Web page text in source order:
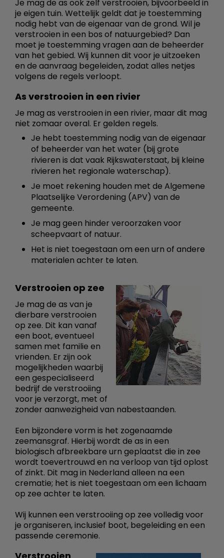
Je mag de as ook zelf verstrooien, bijvoorbeeld in
je eigen tuin. Wettelijk geldt dat je toestemming
nodig hebt van de eigenaar van de grond. Wil je
verstrooien in een bos of natuurgebied? Dan
moet je toestemming vragen aan de beheerder
van het gebied. Wij kunnen dit voor je uitzoeken
en de aanvraag begeleiden, zodat alles netjes
volgens de regels verloopt.
As verstrooien in een rivier
Je mag as verstrooien in een rivier, maar dit mag
niet zomaar overal. Er gelden regels.
Je hebt toestemming nodig van de eigenaar
of beheerder van het water (bij grote
rivieren is dat vaak Rijkswaterstaat, bij kleine
rivieren het regionale waterschap).
Je moet rekening houden met de Algemene
Plaatselijke Verordening (APV) van de
gemeente.
Je mag geen hinder veroorzaken voor
scheepvaart of natuur.
Het is niet toegestaan om een urn of andere
materialen achter te laten.
Verstrooien op zee
Je mag de as van je
dierbare verstrooien
op zee. Dit kan vanaf
een boot, eventueel
samen met familie en
vrienden. Er zijn ook
mogelijkheden waarbij
een gespecialiseerd
bedrijf de verstrooiing
voor je verzorgt, met of
zonder aanwezigheid van nabestaanden.
Een bijzondere vorm is het zogenaamde
zeemansgraf. Hierbij wordt de as in een
biologisch afbreekbare urn geplaatst die in zee
wordt toevertrouwd en na verloop van tijd oplost
of zinkt. Dit mag in Nederland alleen na een
crematie; het is niet toegestaan om een lichaam
op zee achter te laten.
Wij kunnen een verstrooiing op zee volledig voor
je organiseren, inclusief boot, begeleiding en een
passende ceremonie.